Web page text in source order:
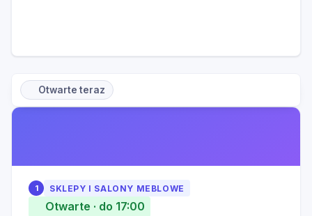
Otwarte teraz
1 SKLEPY I SALONY MEBLOWE
Otwarte · do 17:00